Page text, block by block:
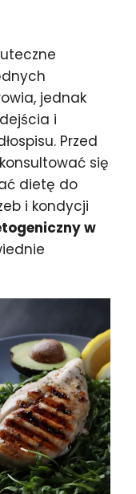
jednak
i
Przed
się
dietę do
i kondycji
w